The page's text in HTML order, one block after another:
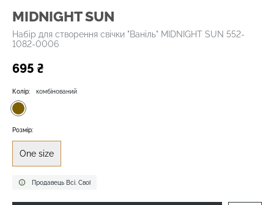
MIDNIGHT SUN
Набір для створення свічки "Ваніль" MIDNIGHT SUN 552-
1082-0006
695 ₴
Продавець Всі. Свої
Колір: комбінований
Розмір:
One size